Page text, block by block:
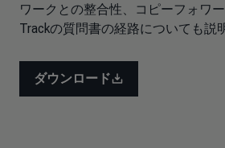
ワークとの整合性、コピーフォワ
Trackの質問書の経路についても説
ダウンロード